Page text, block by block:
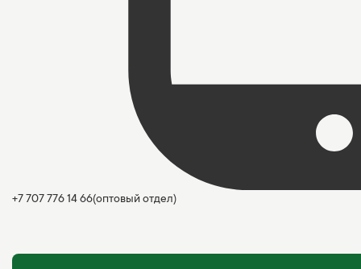
+7 707 776 14 66(оптовый отдел)